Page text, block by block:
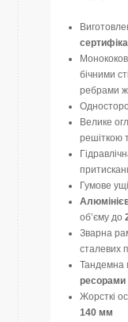
бічними
ребрами
Велике
решіткою
Гумове
об’єму до
Зварна
сталевих
Тандемна
ресорами
Жорсткі
140 мм